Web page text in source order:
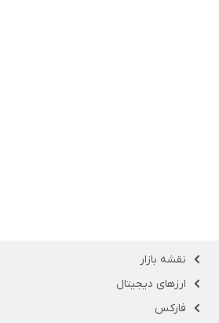
نقشه بازار
ارزهای دیجیتال
فارکس